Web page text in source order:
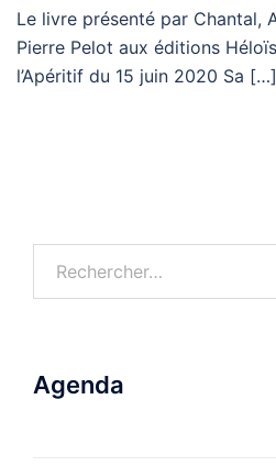
Le livre présenté par Chantal,
Pierre Pelot aux éditions
l’Apéritif du 15 juin 2020 Sa […]
Agenda